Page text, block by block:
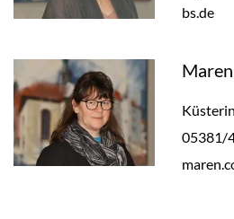
bs.de
Küsterin
05381/